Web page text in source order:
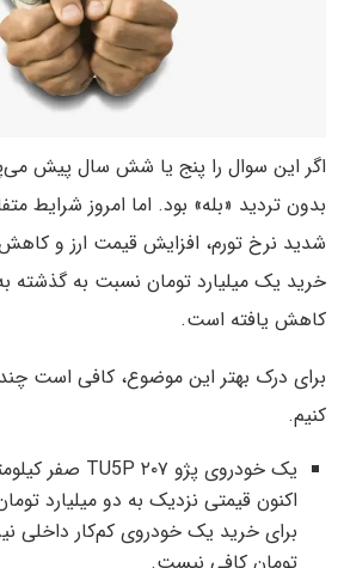
اگر این سوال را پنج یا شش سال پیش
بدون تردید «بله» بود. اما امروز شرایط
شدید نرخ تورم، افزایش قیمت ارز و
خرید یک میلیارد تومان نسبت به
کاهش یافته است.
برای درک بهتر این موضوع، کافی است
کنیم.
اکنون قیمتی نزدیک به دو میلیارد
برای خرید یک خودروی کم‌کار داخلی